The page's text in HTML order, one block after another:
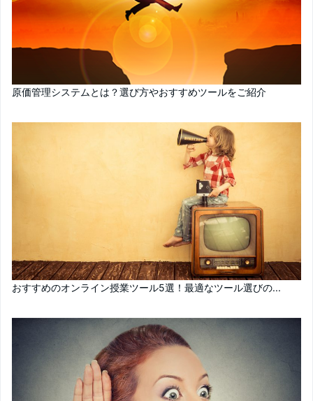
原価管理システムとは？選び方やおすすめツールをご紹介
おすすめのオンライン授業ツール5選！最適なツール選びの...